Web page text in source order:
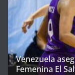
Venezuela
Femenina El